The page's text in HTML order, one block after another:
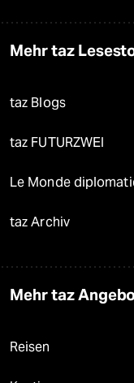
Mehr taz
taz Blogs
taz FUTURZWEI
Le Monde
taz Archiv
Mehr taz
Reisen